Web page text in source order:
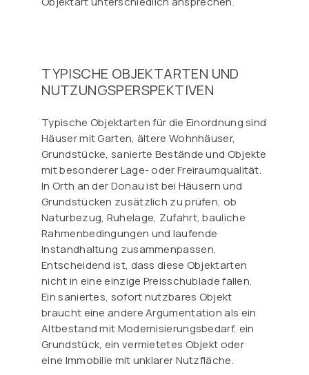
TYPISCHE OBJEKTARTEN UND
NUTZUNGSPERSPEKTIVEN
Typische Objektarten für die Einordnung sind
Häuser mit Garten, ältere Wohnhäuser,
Grundstücke, sanierte Bestände und Objekte
mit besonderer Lage- oder Freiraumqualität.
In Orth an der Donau ist bei Häusern und
Grundstücken zusätzlich zu prüfen, ob
Naturbezug, Ruhelage, Zufahrt, bauliche
Rahmenbedingungen und laufende
Instandhaltung zusammenpassen.
Entscheidend ist, dass diese Objektarten
nicht in eine einzige Preisschublade fallen.
Ein saniertes, sofort nutzbares Objekt
braucht eine andere Argumentation als ein
Altbestand mit Modernisierungsbedarf, ein
Grundstück, ein vermietetes Objekt oder
eine Immobilie mit unklarer Nutzfläche.